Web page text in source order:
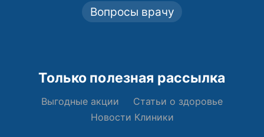
Вопросы врачу
Только полезная рассылка
Выгодные акции
Статьи о здоровье
Новости Клиники